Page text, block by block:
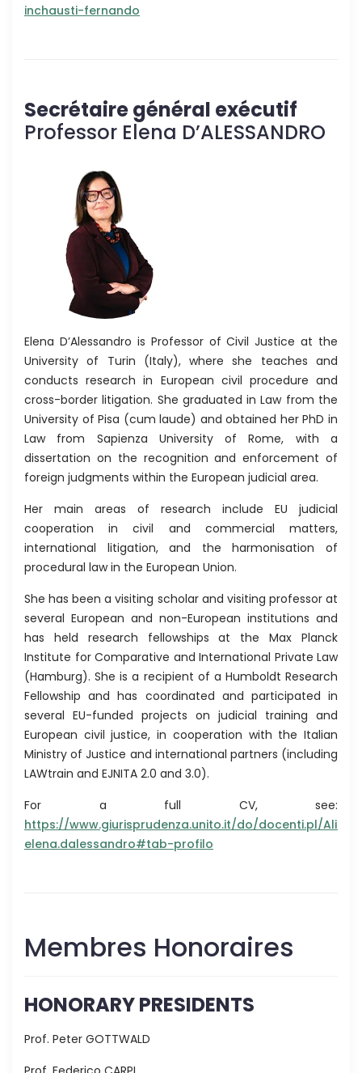
inchausti-fernando
Secrétaire général exécutif
Professor Elena D’ALESSANDRO
Elena D’Alessandro is Professor of Civil Justice at the
University of Turin (Italy), where she teaches and
conducts research in European civil procedure and
cross-border litigation. She graduated in Law from the
University of Pisa (cum laude) and obtained her PhD in
Law from Sapienza University of Rome, with a
dissertation on the recognition and enforcement of
foreign judgments within the European judicial area.
Her main areas of research include EU judicial
cooperation in civil and commercial matters,
international litigation, and the harmonisation of
procedural law in the European Union.
She has been a visiting scholar and visiting professor at
several European and non-European institutions and
has held research fellowships at the Max Planck
Institute for Comparative and International Private Law
(Hamburg). She is a recipient of a Humboldt Research
Fellowship and has coordinated and participated in
several EU-funded projects on judicial training and
European civil justice, in cooperation with the Italian
Ministry of Justice and international partners (including
LAWtrain and EJNITA 2.0 and 3.0).
For a full CV, see:
https://www.giurisprudenza.unito.it/do/docenti.pl/Alias?
elena.dalessandro#tab-profilo
Membres Honoraires
HONORARY PRESIDENTS
Prof. Peter GOTTWALD